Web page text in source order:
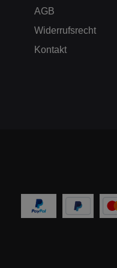
AGB
Widerrufsrecht
Kontakt